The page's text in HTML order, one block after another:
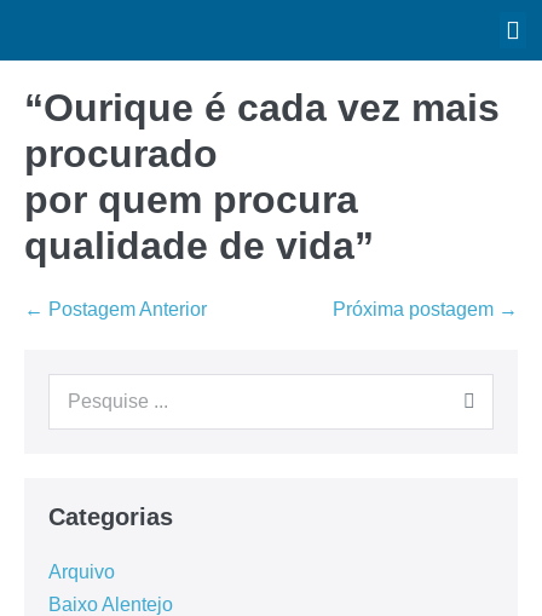
“Ourique é cada vez mais
procurado
por quem procura
qualidade de vida”
← Postagem Anterior Próxima postagem →
Categorias
Arquivo
Baixo Alentejo